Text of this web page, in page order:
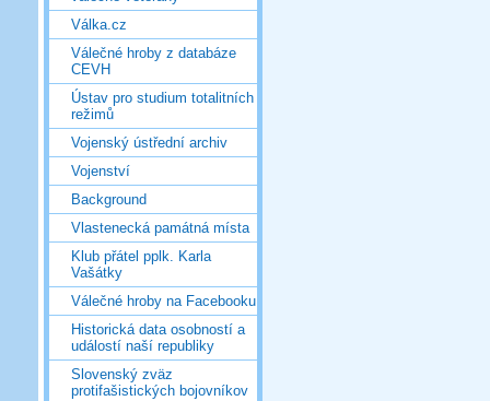
Válka.cz
Válečné hroby z databáze
CEVH
Ústav pro studium totalitních
režimů
Vojenský ústřední archiv
Vojenství
Background
Vlastenecká památná místa
Klub přátel pplk. Karla
Vašátky
Válečné hroby na Facebooku
Historická data osobností a
událostí naší republiky
Slovenský zväz
protifašistických bojovníkov